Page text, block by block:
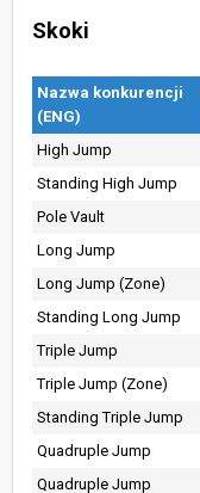
Skoki
Nazwa konkurencji
(ENG)
High Jump
Standing High Jump
Pole Vault
Long Jump
Long Jump (Zone)
Standing Long Jump
Triple Jump
Triple Jump (Zone)
Standing Triple Jump
Quadruple Jump
Quadruple Jump